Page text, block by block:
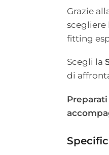
Grazie
scegliere
fitting
Scegli la
di